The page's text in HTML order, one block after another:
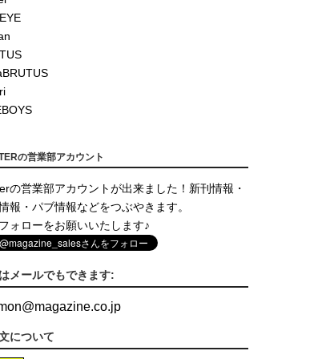
の営業部アカウント
の営業部アカウントが出来ました！新刊情報・
報・パブ情報などをつぶやきます。
ォローをお願いいたします♪
メールでもできます:
@magazine.co.jp
について